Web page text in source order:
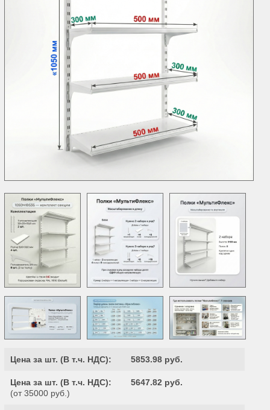
Цена за шт. (В т.ч. НДС): 5853.98 руб.
Цена за шт. (В т.ч. НДС):
(от 35000 руб.)
5647.82 руб.